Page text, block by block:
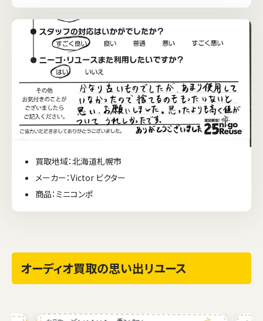
買取地域：北海道札幌市
メーカー：Victor ビクター
商品：ミニコンポ
オーディオ買取の思い出リユース